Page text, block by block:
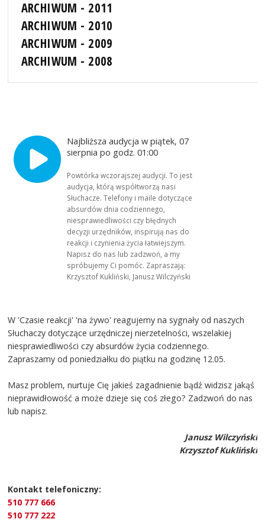
ARCHIWUM - 2011
ARCHIWUM - 2010
ARCHIWUM - 2009
ARCHIWUM - 2008
Najbliższa audycja w piątek, 07
sierpnia po godz. 01:00
Powtórka wczorajszej audycji. To jest
audycja, którą współtworzą nasi
Słuchacze. Telefony i maile dotyczące
absurdów dnia codziennego,
niesprawiedliwości czy błędnych
decyzji urzędników, inspirują nas do
reakcji i czynienia życia łatwiejszym.
Napisz do nas lub zadzwoń, a my
spróbujemy Ci pomóc. Zapraszają:
Krzysztof Kukliński, Janusz Wilczyński
W 'Czasie reakcji' 'na żywo' reagujemy na sygnały od naszych
Słuchaczy dotyczące urzędniczej nierzetelności, wszelakiej
niesprawiedliwości czy absurdów życia codziennego.
Zapraszamy od poniedziałku do piątku na godzinę 12.05.
Masz problem, nurtuje Cię jakieś zagadnienie bądź widzisz jakąś
nieprawidłowość a może dzieje się coś złego? Zadzwoń do nas
lub napisz.
Janusz Wilczyński
Krzysztof Kukliński
Kontakt telefoniczny:
510 777 666
510 777 222